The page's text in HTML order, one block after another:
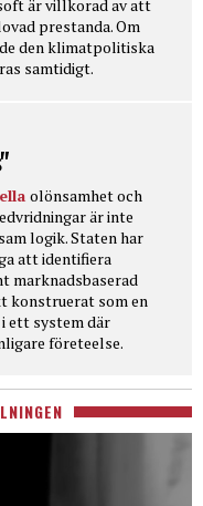
är villkorad av att
prestanda. Om
den klimatpolitiska
samtidigt.
olönsamhet och
är inte
logik. Staten har
att identifiera
marknadsbaserad
konstruerat som en
ett system där
företeelse.